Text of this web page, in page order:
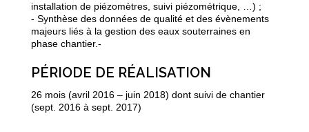
installation de piézomètres, suivi piézométrique, …) ;
- Synthèse des données de qualité et des évènements
majeurs liés à la gestion des eaux souterraines en
phase chantier.-
PÉRIODE DE RÉALISATION
26 mois (avril 2016 – juin 2018) dont suivi de chantier
(sept. 2016 à sept. 2017)